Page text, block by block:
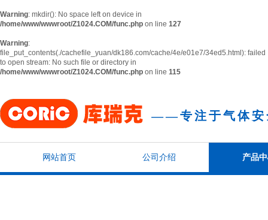
Warning: mkdir(): No space left on device in
/home/www/wwwroot/Z1024.COM/func.php on line 127
Warning:
file_put_contents(./cachefile_yuan/dk186.com/cache/4e/e01e7/34ed5.html): failed
to open stream: No such file or directory in
/home/www/wwwroot/Z1024.COM/func.php on line 115
——专注于气体
网站首页 公司介绍 产品